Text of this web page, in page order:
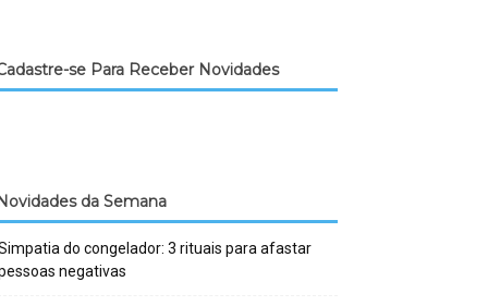
se Para Receber Novidades
da Semana
do congelador: 3 rituais para afastar
negativas